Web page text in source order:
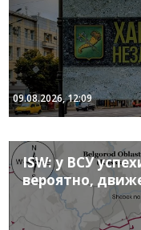
09.08.2026, 12:09
ISW: у ВСУ
вероятно,